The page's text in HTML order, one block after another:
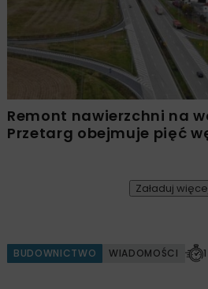
Remont nawierzchni na
Przetarg obejmuje pięć
Załaduj
BUDOWNICTWO WIADOMOŚCI